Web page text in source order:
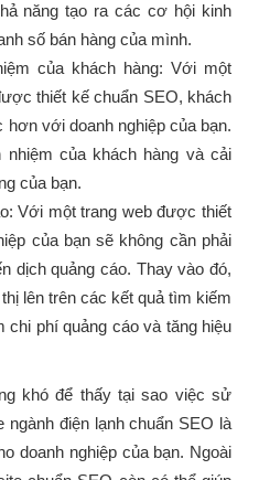
năng tạo ra các cơ hội kinh
số bán hàng của mình.
của khách hàng: Với một
thiết kế chuẩn SEO, khách
hơn với doanh nghiệp của bạn.
của khách hàng và cải
của bạn.
Với một trang web được thiết
của bạn sẽ không cần phải
dịch quảng cáo. Thay vào đó,
lên trên các kết quả tìm kiếm
chi phí quảng cáo và tăng hiệu
khó để thấy tại sao việc sử
ngành điện lạnh chuẩn SEO là
doanh nghiệp của bạn. Ngoài